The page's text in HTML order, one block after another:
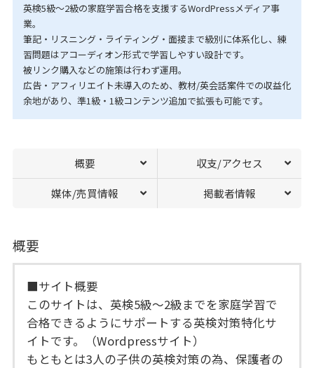
英検5級〜2級の家庭学習合格を支援するWordPressメディア事
業。
筆記・リスニング・ライティング・面接まで級別に体系化し、練
習問題はアコーディオン形式で学習しやすい設計です。
被リンク購入などの施策は行わず運用。
広告・アフィリエイト未導入のため、教材/英会話案件での収益化
余地があり、準1級・1級コンテンツ追加で拡張も可能です。
概要 収支/アクセス
媒体/売買情報 掲載者情報
概要
■サイト概要
このサイトは、英検5級〜2級までを家庭学習で
合格できるようにサポートする英検対策特化サ
イトです。（Wordpressサイト）
もともとは3人の子供の英検対策の為、保護者の